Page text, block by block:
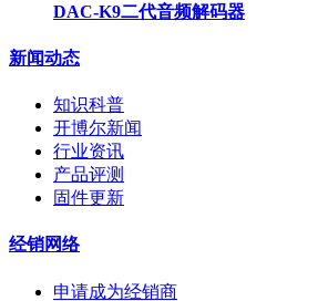
DAC-K9二代音频解码器
新闻动态
知识科普
开博尔新闻
行业资讯
产品评测
固件更新
经销网络
申请成为经销商